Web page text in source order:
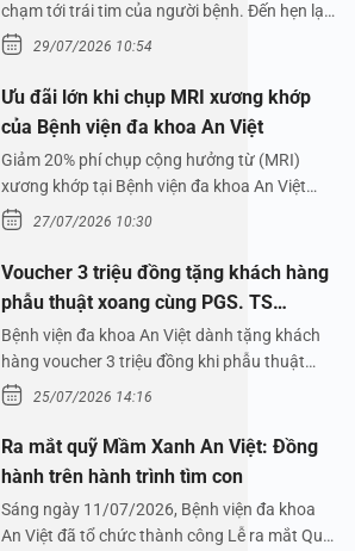
chạm tới trái tim của người bệnh. Đến hẹn lại
lên,…29/07/2026 10:54
Ưu đãi lớn khi chụp MRI xương khớp
của Bệnh viện đa khoa An Việt
Giảm 20% phí chụp cộng hưởng từ (MRI)
xương khớp tại Bệnh viện đa khoa An Việt
Bệnh viện đa…
27/07/2026 10:30
Voucher 3 triệu đồng tặng khách hàng
phẫu thuật xoang cùng PGS. TS
Nguyễn Thị Hoài An
Bệnh viện đa khoa An Việt dành tặng khách
hàng voucher 3 triệu đồng khi phẫu thuật
xoang cùng PGS.…
25/07/2026 14:16
Ra mắt quỹ Mầm Xanh An Việt: Đồng
hành trên hành trình tìm con
Sáng ngày 11/07/2026, Bệnh viện đa khoa
An Việt đã tổ chức thành công Lễ ra mắt Quỹ